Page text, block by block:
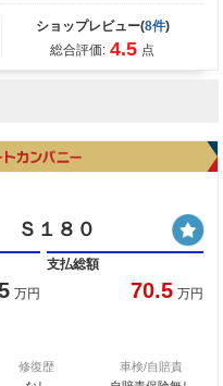
ショップレビュー(8件)
総合評価: 4.5 点
Ｓ１８０
万円
支払総額
70.5 万円
修復歴
車検/自賠責